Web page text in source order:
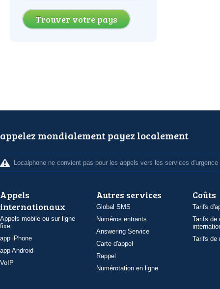
Trouver votre pays
appelez mondialement payez localement
Localphone ne convient pas pour les appels vers les services d'urgence
Appels
internationaux
Appels mobile ou sur ligne
fixe
app iPhone
app Android
VoIP
Autres services
Global SMS
Numéros entrants
Answering Service
Carte d'appel
Rappel
Numérotation en ligne
Coûts
Tarifs
Tarifs de
Tarifs de